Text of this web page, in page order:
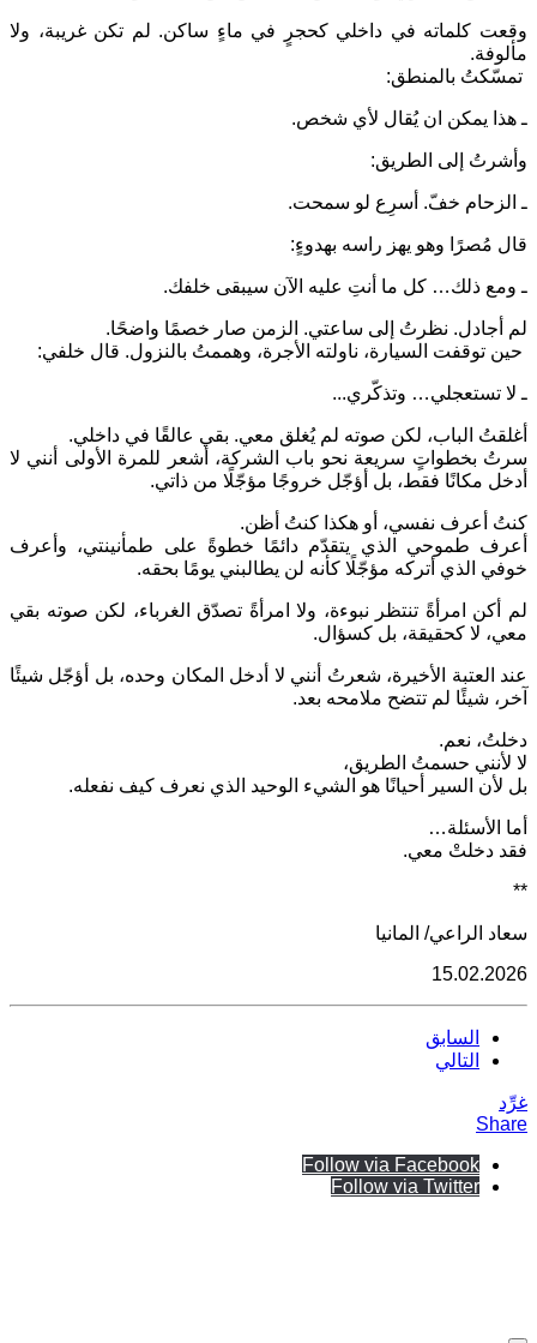
وقعت كلماته في داخلي كحجرٍ في ماءٍ ساكن. لم تكن غريبة، ولا
مألوفة.
تمسّكتُ بالمنطق:
ـ هذا يمكن ان يُقال لأي شخص.
وأشرتُ إلى الطريق:
ـ الزحام خفّ. أسرِع لو سمحت.
قال مُصرًا وهو يهز راسه بهدوءٍ:
ـ ومع ذلك… كل ما أنتِ عليه الآن سيبقى خلفك.
لم أجادل. نظرتُ إلى ساعتي. الزمن صار خصمًا واضحًا.
حين توقفت السيارة، ناولته الأجرة، وهممتُ بالنزول. قال خلفي:
ـ لا تستعجلي… وتذكّري...
أغلقتُ الباب، لكن صوته لم يُغلق معي. بقي عالقًا في داخلي.
سرتُ بخطواتٍ سريعة نحو باب الشركة، أشعر للمرة الأولى أنني لا
أدخل مكانًا فقط، بل أؤجّل خروجًا مؤجّلًا من ذاتي.
كنتُ أعرف نفسي، أو هكذا كنتُ أظن.
أعرف طموحي الذي يتقدّم دائمًا خطوةً على طمأنينتي، وأعرف
خوفي الذي أتركه مؤجّلًا كأنه لن يطالبني يومًا بحقه.
لم أكن امرأةً تنتظر نبوءة، ولا امرأةً تصدّق الغرباء، لكن صوته بقي
معي، لا كحقيقة، بل كسؤال.
عند العتبة الأخيرة، شعرتُ أنني لا أدخل المكان وحده، بل أؤجّل شيئًا
آخر، شيئًا لم تتضح ملامحه بعد.
دخلتُ، نعم.
لا لأنني حسمتُ الطريق،
بل لأن السير أحيانًا هو الشيء الوحيد الذي نعرف كيف نفعله.
أما الأسئلة…
فقد دخلتْ معي.
**
سعاد الراعي/ المانيا
15.02.2026
السابق
التالي
غرِّد
Share
Follow via Facebook
Follow via Twitter